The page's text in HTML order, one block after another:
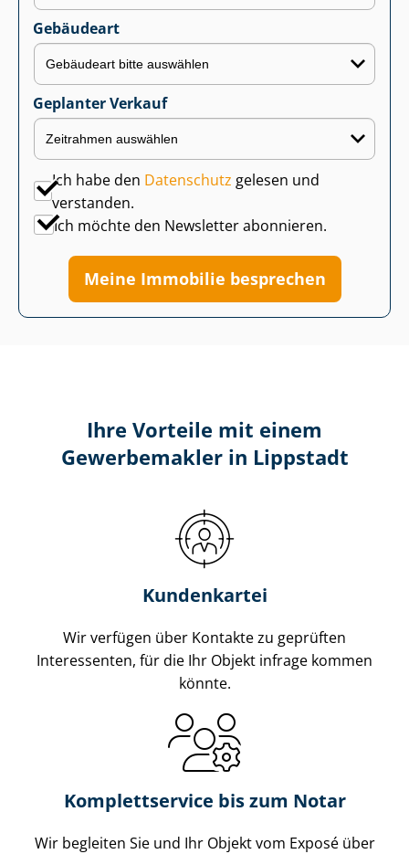
Gebäudeart
Geplanter Verkauf
Ich habe den Datenschutz gelesen und
verstanden.
Ich möchte den Newsletter abonnieren.
Meine Immobilie besprechen
Ihre Vorteile mit einem
Gewerbemakler in Lippstadt
Kundenkartei
Wir verfügen über Kontakte zu geprüften
Interessenten, für die Ihr Objekt infrage kommen
könnte.
Komplettservice bis zum Notar
Wir begleiten Sie und Ihr Objekt vom Exposé über